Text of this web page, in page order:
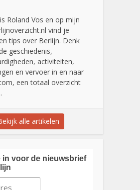
Roland Vos en op mijn
vind je
tips over Berlijn. Denk
geschiedenis,
activiteiten,
en vervoer in en naar
een totaal overzicht
alle artikelen
in voor de nieuwsbrief